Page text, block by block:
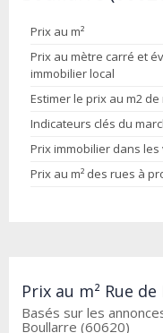
Prix au m²
Prix au mètre carré et
immobilier local
Estimer le prix au m2
Indicateurs clés du
Prix immobilier dans
Prix au m² des rues à
Prix au m² Rue
Basés sur les
Boullarre (60620)